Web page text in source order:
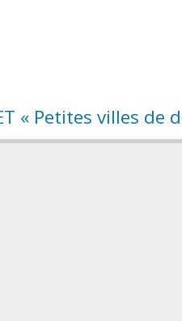
« Petites villes de